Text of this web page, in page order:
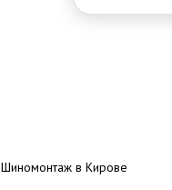
Шиномонтаж в Кирове